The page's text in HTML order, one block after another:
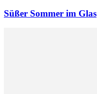
Süßer Sommer im Glas